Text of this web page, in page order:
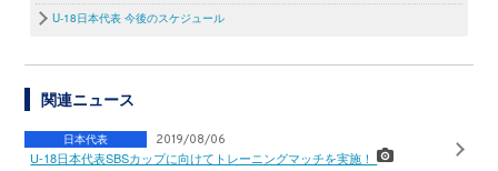
U-18日本代表 今後のスケジュール
関連ニュース
日本代表 2019/08/06
U-18日本代表SBSカップに向けてトレーニングマッチを実施！